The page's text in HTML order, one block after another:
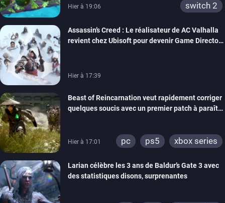
Hier à 19:06 switch 2
Assassin’s Creed : Le réalisateur de AC Valhalla
revient chez Ubisoft pour devenir Game Director
Hier à 17:39
Beast of Reincarnation veut rapidement corriger
quelques soucis avec un premier patch à paraître
Hier à 17:01 pc ps5 xbox series
Larian célèbre les 3 ans de Baldur’s Gate 3 avec
des statistiques disons, surprenantes